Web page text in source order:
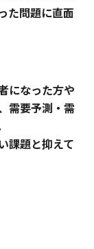
た問題に直面
になった方や
需要予測・需
課題と抑えて